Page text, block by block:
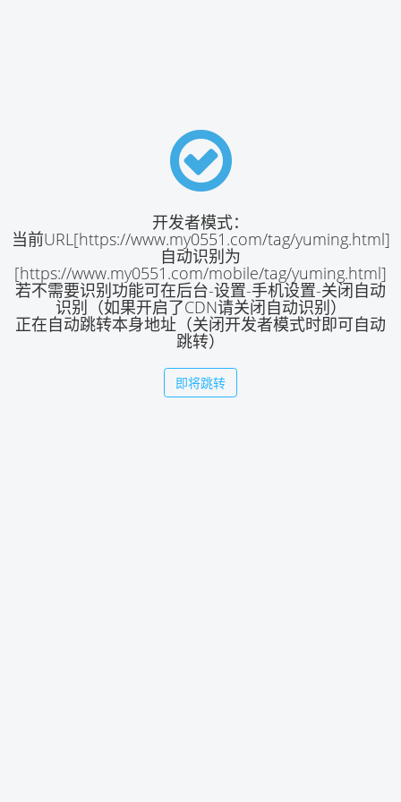
开发者模式：
当前URL[https://www.my0551.com/tag/yuming.html]
自动识别为
[https://www.my0551.com/mobile/tag/yuming.html]
若不需要识别功能可在后台-设置-手机设置-关闭自动
识别（如果开启了CDN请关闭自动识别）
正在自动跳转本身地址（关闭开发者模式时即可自动
跳转）
即将跳转